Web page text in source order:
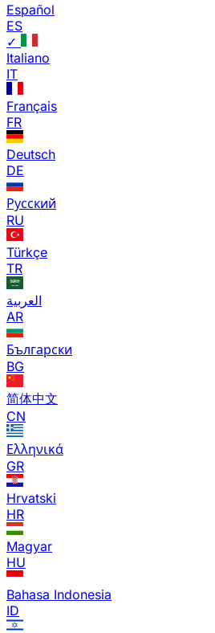
Español
ES
✓
Italiano
IT
Français
FR
Deutsch
DE
Русский
RU
Türkçe
TR
العربية
AR
Български
BG
简体中文
CN
Ελληνικά
GR
Hrvatski
HR
Magyar
HU
Bahasa Indonesia
ID